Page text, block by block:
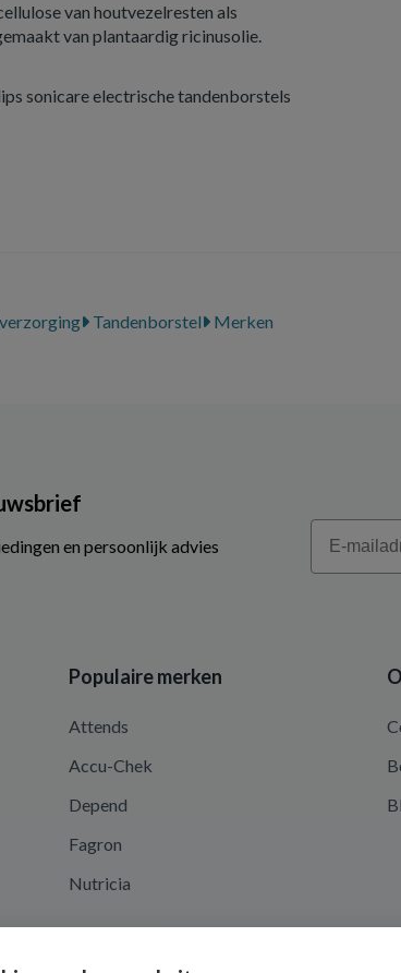
van houtvezelresten als
van plantaardig ricinusolie.
sonicare electrische tandenborstels
Tandenborstel Merken
en persoonlijk advies
Email
Populaire merken
Attends
Accu-Chek
Depend
Fagron
Nutricia